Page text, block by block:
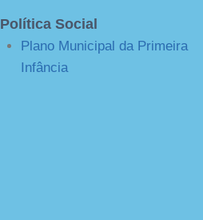
Política Social
Plano Municipal da Primeira
Infância